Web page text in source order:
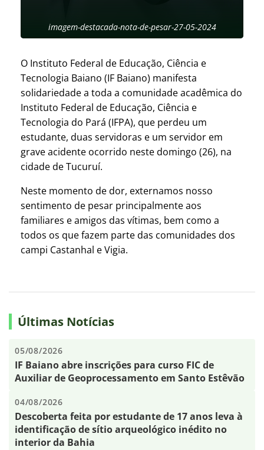
imagem-destacada-nota-de-pesar-27-05-2024
O Instituto Federal de Educação, Ciência e
Tecnologia Baiano (IF Baiano) manifesta
solidariedade a toda a comunidade acadêmica do
Instituto Federal de Educação, Ciência e
Tecnologia do Pará (IFPA), que perdeu um
estudante, duas servidoras e um servidor em
grave acidente ocorrido neste domingo (26), na
cidade de Tucuruí.
Neste momento de dor, externamos nosso
sentimento de pesar principalmente aos
familiares e amigos das vítimas, bem como a
todos os que fazem parte das comunidades dos
campi Castanhal e Vigia.
Últimas Notícias
05/08/2026
IF Baiano abre inscrições para curso FIC de
Auxiliar de Geoprocessamento em Santo Estêvão
04/08/2026
Descoberta feita por estudante de 17 anos leva à
identificação de sítio arqueológico inédito no
interior da Bahia